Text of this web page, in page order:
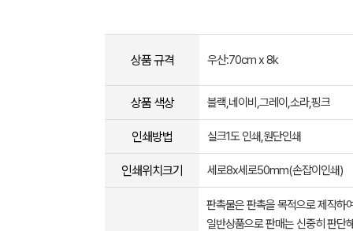
상품 규격 우산:70cm x 8k
상품 색상 블랙,네이비,그레이,소라,핑크
인쇄방법 실크1도 인쇄,원단인쇄
인쇄위치크기 세로8x세로50mm(손잡이인쇄)
판촉물은 판촉을 목적으로 제작하
일반상품으로 판매는 신중히 판단